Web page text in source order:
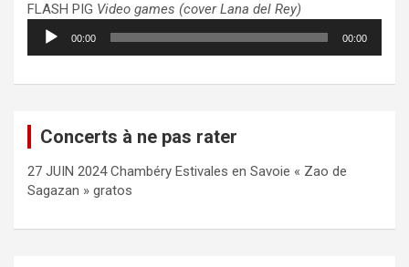
FLASH PIG Video games (cover Lana del Rey)
Lecteur
audio
00:00 00:00
Concerts à ne pas rater
27 JUIN 2024 Chambéry Estivales en Savoie « Zao de
Sagazan » gratos